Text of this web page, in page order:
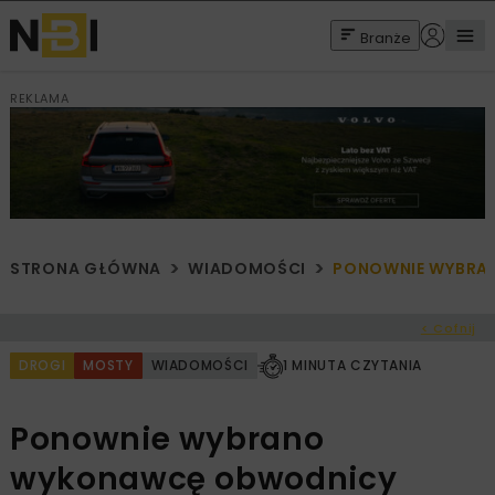
Branże
REKLAMA
STRONA GŁÓWNA WIADOMOŚCI PONOWNIE
< Cofnij
DROGI MOSTY WIADOMOŚCI 1 MINUTA CZYTANIA
Ponownie wybrano
wykonawcę obwodnicy